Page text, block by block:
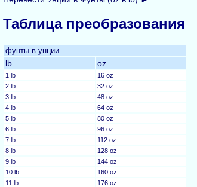
Таблица преобразования
фунты в унции
lb oz
1 lb
16 oz
2 lb
32 oz
3 lb
48 oz
4 lb
64 oz
5 lb
80 oz
6 lb
96 oz
7 lb
112 oz
8 lb
128 oz
9 lb
144 oz
10 lb
160 oz
11 lb
176 oz